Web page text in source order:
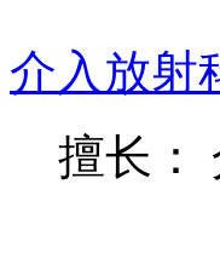
介入放射
擅长：